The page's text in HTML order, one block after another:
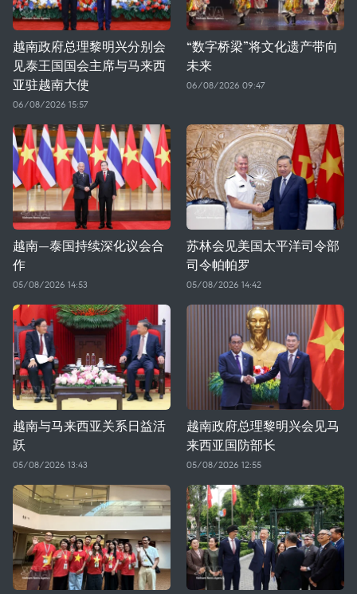
越南政府总理黎明兴分别会
见泰王国国会主席与马来西
亚驻越南大使
06/08/2026 15:57
“数字桥梁”将文化遗产带向
未来
06/08/2026 09:47
越南—泰国持续深化议会合
作
05/08/2026 14:53
苏林会见美国太平洋司令部
司令帕帕罗
05/08/2026 14:42
越南与马来西亚关系日益活
跃
05/08/2026 13:43
越南政府总理黎明兴会见马
来西亚国防部长
05/08/2026 12:55